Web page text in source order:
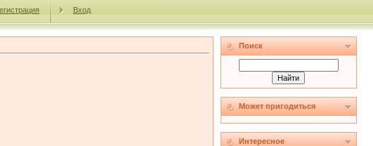
Вход
Поиск
Может пригодиться
Интересное